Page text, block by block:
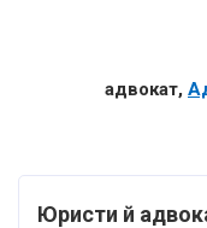
адвокат,
Юристи й